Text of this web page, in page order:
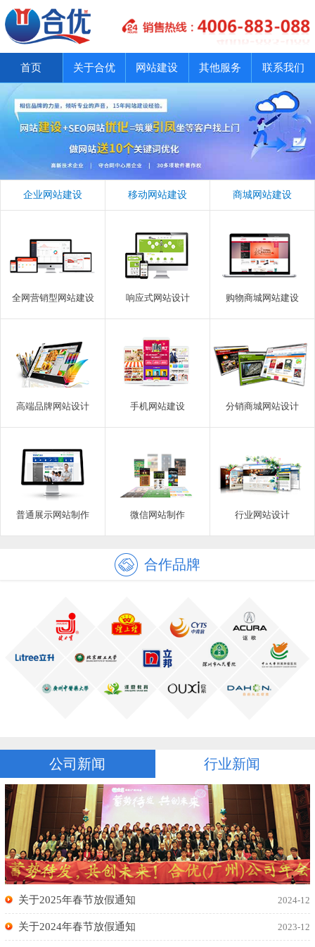
首页 关于合优 网站建设 其他服务 联系我们
企业网站建设 移动网站建设 商城网站建设
全网营销型网站建设 响应式网站设计 购物商城网站建设
高端品牌网站设计 手机网站建设 分销商城网站设计
普通展示网站制作 微信网站制作 行业网站设计
合作品牌
公司新闻 行业新闻
关于2025年春节放假通知 2024-12
关于2024年春节放假通知 2023-12